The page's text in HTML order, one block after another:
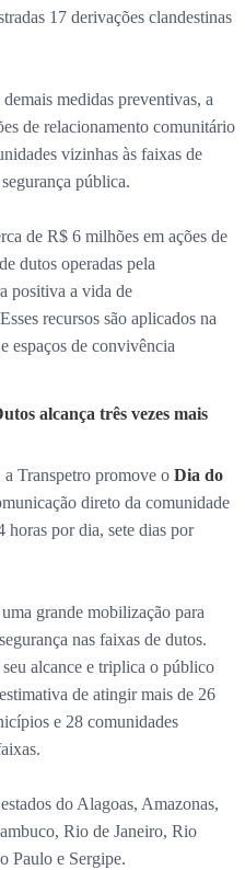
17 derivações clandestinas
medidas preventivas, a
de relacionamento comunitário
vizinhas às faixas de
pública.
de R$ 6 milhões em ações de
dutos operadas pela
positiva a vida de
recursos são aplicados na
espaços de convivência
alcança três vezes mais
a Transpetro promove o Dia do
direto da comunidade
horas por dia, sete dias por
grande mobilização para
nas faixas de dutos.
alcance e triplica o público
de atingir mais de 26
e 28 comunidades
do Alagoas, Amazonas,
Rio de Janeiro, Rio
Paulo e Sergipe.